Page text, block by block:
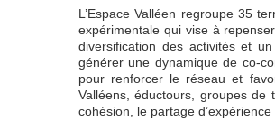
L’Espace Valléen regroupe 35
expérimentale qui vise à
diversification des activités et
générer une dynamique de co-
pour renforcer le réseau et
Valléens, éductours, groupes de
cohésion, le partage